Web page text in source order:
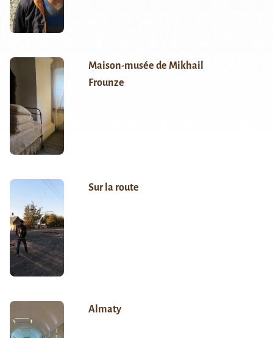
Maison-musée de Mikhail
Frounze
Sur la route
Almaty